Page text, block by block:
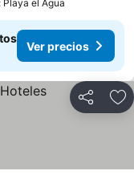
Playa el Agua
Ver precios
Compartir